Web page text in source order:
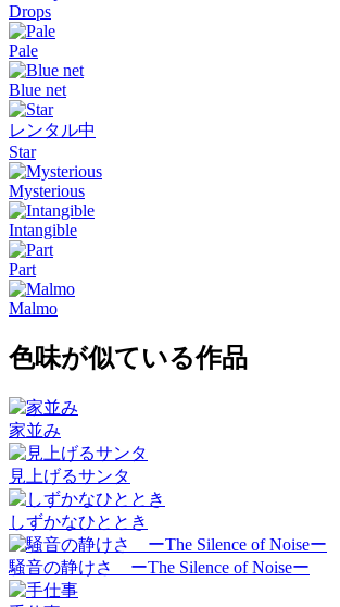
Drops
Pale
Blue net
レンタル中
Star
Mysterious
Intangible
Part
Malmo
色味が似ている作品
家並み
見上げるサンタ
しずかなひととき
騒音の静けさ ーThe Silence of Noiseー